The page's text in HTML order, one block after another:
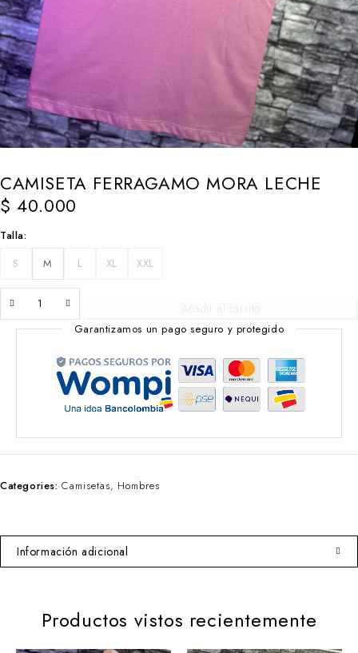
CAMISETA FERRAGAMO MORA LECHE
$ 40.000
Talla
S
M L XL XXL
Añadir al carrito
Garantizamos un pago seguro y protegido
Categories:Camisetas, Hombres
Información adicional
Productos vistos recientemente